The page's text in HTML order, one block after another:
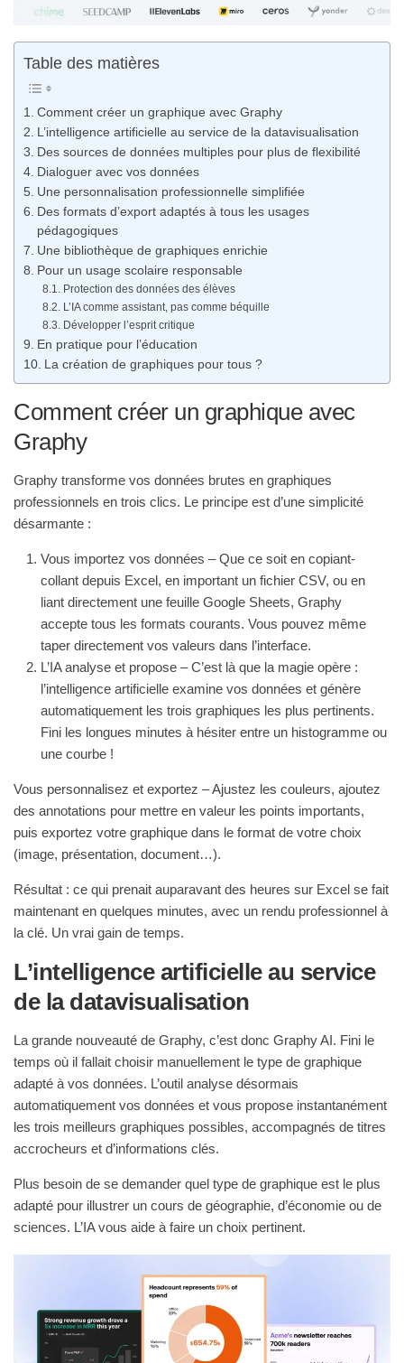
Table des matières
Comment créer un graphique avec Graphy
L’intelligence artificielle au service de la datavisualisation
Des sources de données multiples pour plus de flexibilité
Dialoguer avec vos données
Une personnalisation professionnelle simplifiée
Des formats d’export adaptés à tous les usages
pédagogiques
Une bibliothèque de graphiques enrichie
Pour un usage scolaire responsable
Protection des données des élèves
L’IA comme assistant, pas comme béquille
Développer l’esprit critique
En pratique pour l’éducation
La création de graphiques pour tous ?
Comment créer un graphique avec
Graphy
Graphy transforme vos données brutes en graphiques
professionnels en trois clics. Le principe est d’une simplicité
désarmante :
Vous importez vos données – Que ce soit en copiant-
collant depuis Excel, en important un fichier CSV, ou en
liant directement une feuille Google Sheets, Graphy
accepte tous les formats courants. Vous pouvez même
taper directement vos valeurs dans l’interface.
L’IA analyse et propose – C’est là que la magie opère :
l’intelligence artificielle examine vos données et génère
automatiquement les trois graphiques les plus pertinents.
Fini les longues minutes à hésiter entre un histogramme ou
une courbe !
Vous personnalisez et exportez – Ajustez les couleurs, ajoutez
des annotations pour mettre en valeur les points importants,
puis exportez votre graphique dans le format de votre choix
(image, présentation, document…).
Résultat : ce qui prenait auparavant des heures sur Excel se fait
maintenant en quelques minutes, avec un rendu professionnel à
la clé. Un vrai gain de temps.
L’intelligence artificielle au service
de la datavisualisation
La grande nouveauté de Graphy, c’est donc Graphy AI. Fini le
temps où il fallait choisir manuellement le type de graphique
adapté à vos données. L’outil analyse désormais
automatiquement vos données et vous propose instantanément
les trois meilleurs graphiques possibles, accompagnés de titres
accrocheurs et d’informations clés.
Plus besoin de se demander quel type de graphique est le plus
adapté pour illustrer un cours de géographie, d’économie ou de
sciences. L’IA vous aide à faire un choix pertinent.